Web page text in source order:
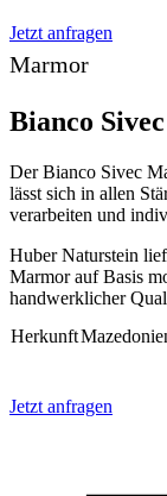
Jetzt anfragen
Marmor
Bianco
Der Bianco Sivec
lässt sich in allen
verarbeiten und
Huber Naturstein
Marmor auf Basis
handwerklicher
Herkunft
Jetzt anfragen